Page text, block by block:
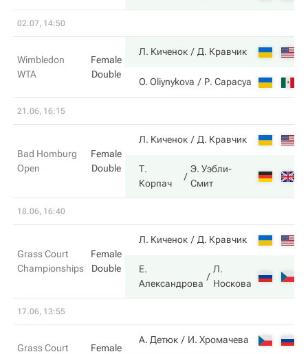
02.07, 14:50
Wimbledon
WTA
Female
Double
Л. Киченок Д. Кравчик
O. Oliynykova Р. Сарасуа
21.06, 16:15
Bad Homburg
Open
Female
Double
Л. Киченок Д. Кравчик
Т.
Корпач
Э. Уэбли-
Смит
18.06, 16:40
Grass Court
Championships
Female
Double
Л. Киченок Д. Кравчик
Е.
Александрова
Л.
Носкова
17.06, 13:55
Grass Court
Female
А. Детюк И. Хромачева